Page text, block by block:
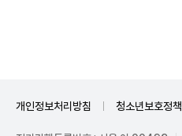
개인정보처리방침 청소년보호정책